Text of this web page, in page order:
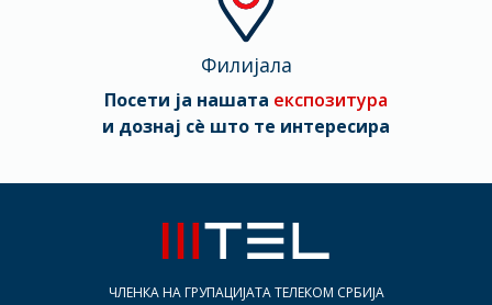
Филијала
Посети ја нашата експозитура
и дознај сè што те интересира
ЧЛЕНКА НА ГРУПАЦИЈАТА ТЕЛЕКОМ СРБИЈА